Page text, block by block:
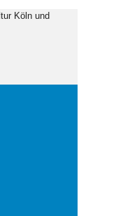
Köln und